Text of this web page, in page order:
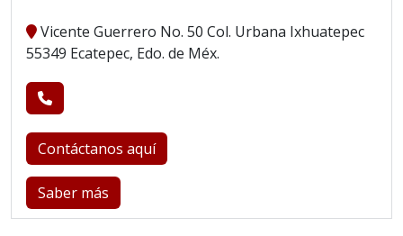
Vicente Guerrero No. 50 Col. Urbana Ixhuatepec
55349 Ecatepec, Edo. de Méx.
Contáctanos aquí
Saber más